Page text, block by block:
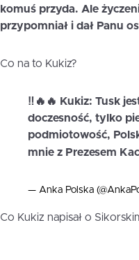
komuś przyda. Ale
przypomniał i dał Panu
Co na to Kukiz?
‼️🔥🔥 Kukiz: Tusk
doczesność, tylko
podmiotowość,
mnie z Prezesem
— Anka Polska
Co Kukiz napisał o